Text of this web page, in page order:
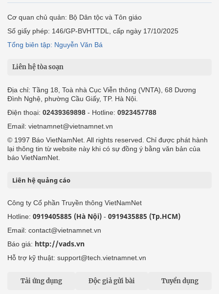
Cơ quan chủ quản: Bộ Dân tộc và Tôn giáo
Số giấy phép: 146/GP-BVHTTDL, cấp ngày 17/10/2025
Tổng biên tập: Nguyễn Văn Bá
Liên hệ tòa soạn
Địa chỉ: Tầng 18, Toà nhà Cục Viễn thông (VNTA), 68 Dương
Đình Nghệ, phường Cầu Giấy, TP. Hà Nội.
Điện thoại: 02439369898 - Hotline: 0923457788
Email: vietnamnet@vietnamnet.vn
© 1997 Báo VietNamNet. All rights reserved. Chỉ được phát hành
lại thông tin từ website này khi có sự đồng ý bằng văn bản của
báo VietNamNet.
Liên hệ quảng cáo
Công ty Cổ phần Truyền thông VietNamNet
Hotline: 0919405885 (Hà Nội) - 0919435885 (Tp.HCM)
Email: contact@vietnamnet.vn
Báo giá: http://vads.vn
Hỗ trợ kỹ thuật: support@tech.vietnamnet.vn
Tải ứng dụng Độc giả gửi bài Tuyển dụng